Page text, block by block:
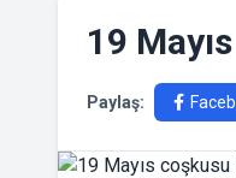
19
Paylaş: